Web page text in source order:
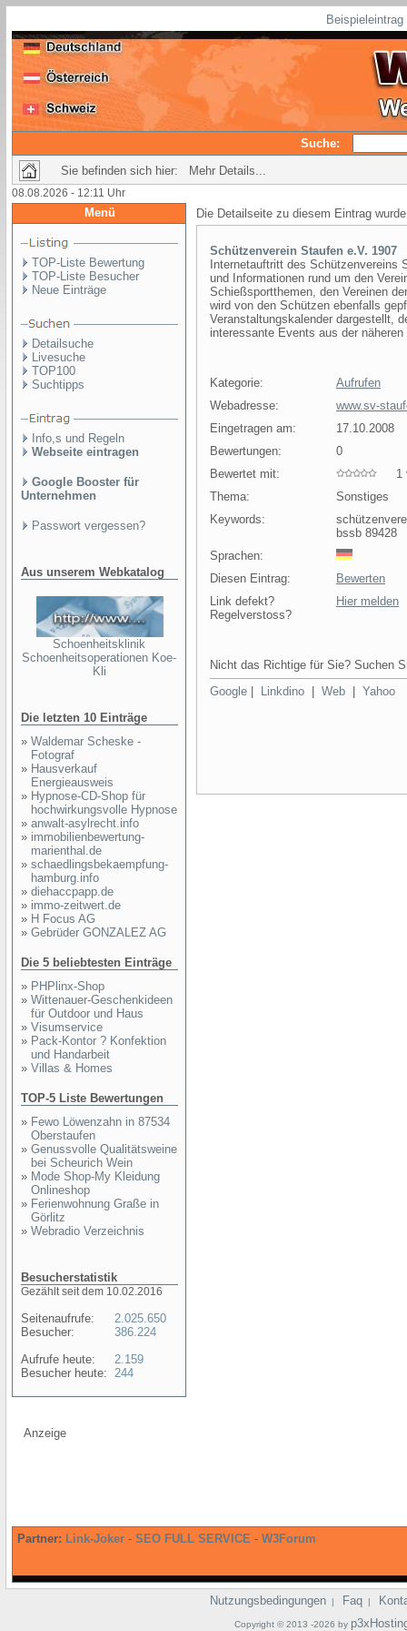
Suche:
Sie befinden sich hier: Mehr Details...
08.08.2026 - 12:11 Uhr
Menü
TOP-Liste Bewertung
TOP-Liste Besucher
Neue Einträge
Detailsuche
Livesuche
TOP100
Suchtipps
Info,s und Regeln
Webseite eintragen
Google Booster für
Unternehmen
Passwort vergessen?
Aus unserem Webkatalog
Schoenheitsklinik
Schoenheitsoperationen Koe-
Kli
Die letzten 10 Einträge
» Waldemar Scheske -
Fotograf
» Hausverkauf
Energieausweis
» Hypnose-CD-Shop für
hochwirkungsvolle Hypnose
» anwalt-asylrecht.info
» immobilienbewertung-
marienthal.de
» schaedlingsbekaempfung-
hamburg.info
» diehaccpapp.de
» immo-zeitwert.de
» H Focus AG
» Gebrüder GONZALEZ AG
Die 5 beliebtesten Einträge
» PHPlinx-Shop
» Wittenauer-Geschenkideen
für Outdoor und Haus
» Visumservice
» Pack-Kontor ? Konfektion
und Handarbeit
» Villas & Homes
TOP-5 Liste Bewertungen
» Fewo Löwenzahn in 87534
Oberstaufen
» Genussvolle Qualitätsweine
bei Scheurich Wein
» Mode Shop-My Kleidung
Onlineshop
» Ferienwohnung Graße in
Görlitz
» Webradio Verzeichnis
Besucherstatistik
Gezählt seit dem 10.02.2016
Seitenaufrufe:
Besucher:
Aufrufe heute:
Besucher heute:
2.025.650
386.224
2.159
244
Die Detailseite zu diesem Eintrag
Schützenverein Staufen e.V. 1907
Internetauftritt des Schützenvereins
und Informationen rund um den
Schießsportthemen, den Vereinen
wird von den Schützen ebenfalls
Veranstaltungskalender dargestellt,
interessante Events aus der
Kategorie:
Aufrufen
Webadresse:
www.sv-
Eingetragen am:
17.10.2008
Bewertungen:
0
Bewertet mit:
1
Thema:
Sonstiges
Keywords:
bssb 89428
Sprachen:
Diesen Eintrag:
Bewerten
Link defekt?
Regelverstoss?
Hier melden
Nicht das Richtige für Sie? Suchen
Google
Linkdino Web Yahoo
Anzeige
Partner: Link-Joker - SEO FULL SERVICE - W3Forum
Nutzungsbedingungen | Faq |
Copyright © 2013 -2026 by